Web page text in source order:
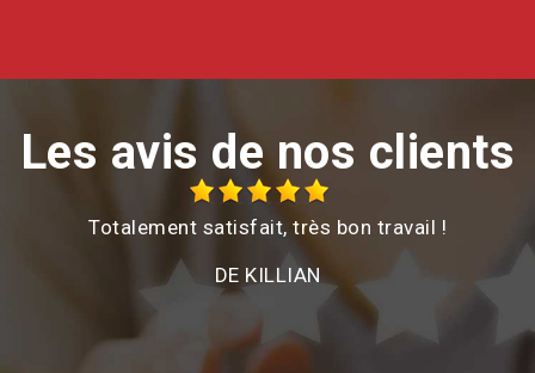
Les avis de nos clients
satisfait, très bon travail !
DE KILLIAN
Suite à du
cheminée qui
d'intervention.
et sa